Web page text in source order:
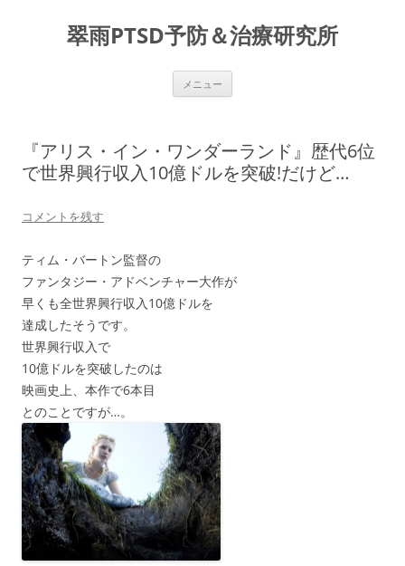
翠雨PTSD予防＆治療研究所
メニュー
『アリス・イン・ワンダーランド』歴代6位
で世界興行収入10億ドルを突破!だけど…
コメントを残す
ティム・バートン監督の
ファンタジー・アドベンチャー大作が
早くも全世界興行収入10億ドルを
達成したそうです。
世界興行収入で
10億ドルを突破したのは
映画史上、本作で6本目
とのことですが…。